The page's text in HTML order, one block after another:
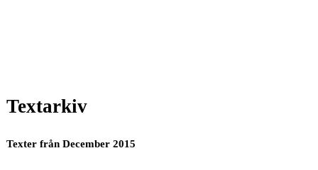
Textarkiv
Texter från December 2015